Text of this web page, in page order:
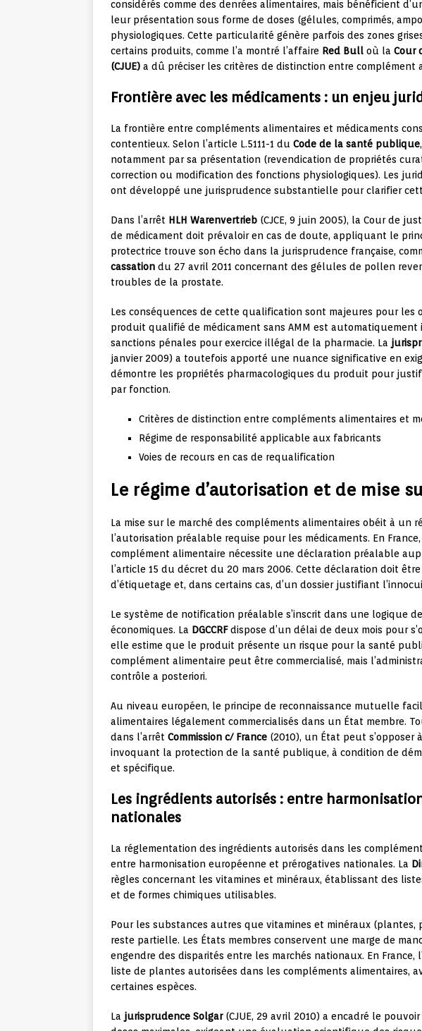
considérés comme des denrées alimentaires, mais bénéficient
leur présentation sous forme de doses (gélules, comprimés,
physiologiques. Cette particularité génère parfois des zones
certains produits, comme l’a montré l’affaire Red Bull où la Cour
(CJUE) a dû préciser les critères de distinction entre complément
Frontière avec les médicaments : un enjeu
La frontière entre compléments alimentaires et médicaments
contentieux. Selon l’article L.5111-1 du Code de la santé publique
notamment par sa présentation (revendication de propriétés
correction ou modification des fonctions physiologiques). Les
ont développé une jurisprudence substantielle pour clarifier
Dans l’arrêt HLH Warenvertrieb (CJCE, 9 juin 2005), la Cour de
de médicament doit prévaloir en cas de doute, appliquant le
protectrice trouve son écho dans la jurisprudence française,
cassation du 27 avril 2011 concernant des gélules de pollen
troubles de la prostate.
Les conséquences de cette qualification sont majeures pour les
produit qualifié de médicament sans AMM est
sanctions pénales pour exercice illégal de la pharmacie. La
janvier 2009) a toutefois apporté une nuance significative en
démontre les propriétés pharmacologiques du produit pour
par fonction.
Critères de distinction entre compléments alimentaires et
Régime de responsabilité applicable aux fabricants
Voies de recours en cas de requalification
Le régime d’autorisation et de mise
La mise sur le marché des compléments alimentaires obéit à un
l’autorisation préalable requise pour les médicaments. En
complément alimentaire nécessite une déclaration préalable
l’article 15 du décret du 20 mars 2006. Cette déclaration doit
d’étiquetage et, dans certains cas, d’un dossier justifiant
Le système de notification préalable s’inscrit dans une logique
économiques. La DGCCRFdispose d’un délai de deux mois pour
elle estime que le produit présente un risque pour la santé
complément alimentaire peut être commercialisé, mais
contrôle a posteriori.
Au niveau européen, le principe de reconnaissance mutuelle
alimentaires légalement commercialisés dans un État membre.
dans l’arrêt Commission c/ France (2010), un État peut s’opposer
invoquant la protection de la santé publique, à condition de
et spécifique.
Les ingrédients autorisés : entre
nationales
La réglementation des ingrédients autorisés dans les
entre harmonisation européenne et prérogatives nationales. La
règles concernant les vitamines et minéraux, établissant des
et de formes chimiques utilisables.
Pour les substances autres que vitamines et minéraux (plantes,
reste partielle. Les États membres conservent une marge de
engendre des disparités entre les marchés nationaux. En
liste de plantes autorisées dans les compléments alimentaires,
certaines espèces.
La jurisprudence Solgar(CJUE, 29 avril 2010) a encadré le